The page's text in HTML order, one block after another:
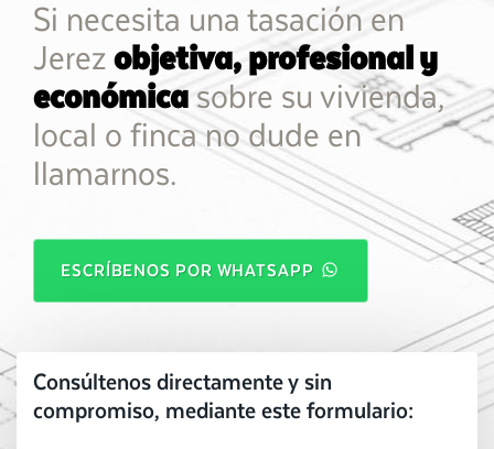
Si necesita una tasación en
Jerez objetiva, profesional y
económica sobre su vivienda,
local o finca no dude en
llamarnos.
ESCRÍBENOS POR WHATSAPP
Consúltenos directamente y sin
compromiso, mediante este formulario: